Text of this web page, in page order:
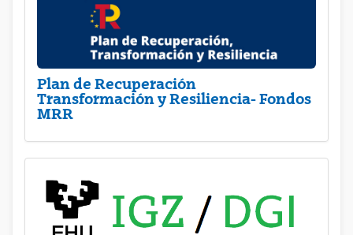
Plan de Recuperación
Transformación y Resiliencia- Fondos
MRR